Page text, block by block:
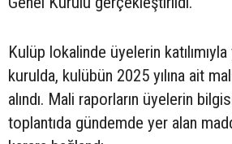
Kulüp lokalinde üyelerin katılımıyla
kurulda, kulübün 2025 yılına ait
alındı. Mali raporların üyelerin
toplantıda gündemde yer alan